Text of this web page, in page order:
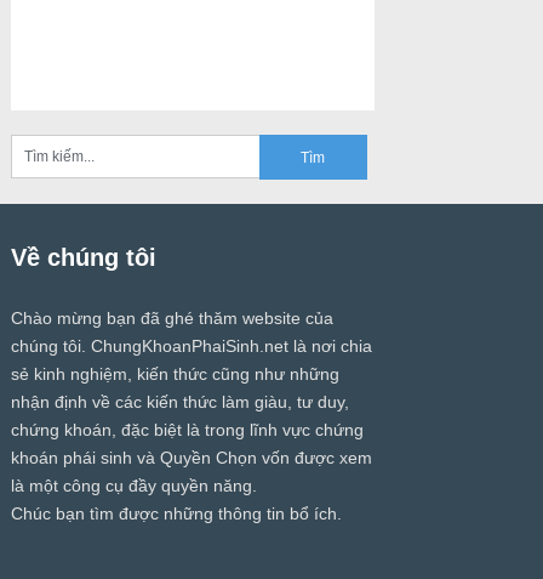
Về chúng tôi
Chào mừng bạn đã ghé thăm website của
chúng tôi. ChungKhoanPhaiSinh.netlà nơi chia
sẻ kinh nghiệm, kiến thức cũng như những
nhận định về các kiến thức làm giàu, tư duy,
chứng khoán, đặc biệt là trong lĩnh vực chứng
khoán phái sinh và Quyền Chọn vốn được xem
là một công cụ đầy quyền năng.
Chúc bạn tìm được những thông tin bổ ích.